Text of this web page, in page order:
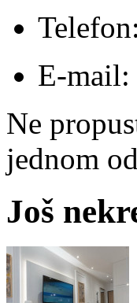
E-mail:
Ne
jednom
Još